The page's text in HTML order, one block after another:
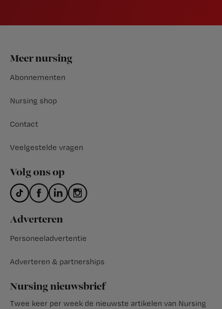
Footer
Meer nursing
Abonnementen
Nursing shop
Contact
Veelgestelde vragen
Volg ons op
Adverteren
Personeeladvertentie
Adverteren & partnerships
Nursing nieuwsbrief
Twee keer per week de nieuwste artikelen van Nursing